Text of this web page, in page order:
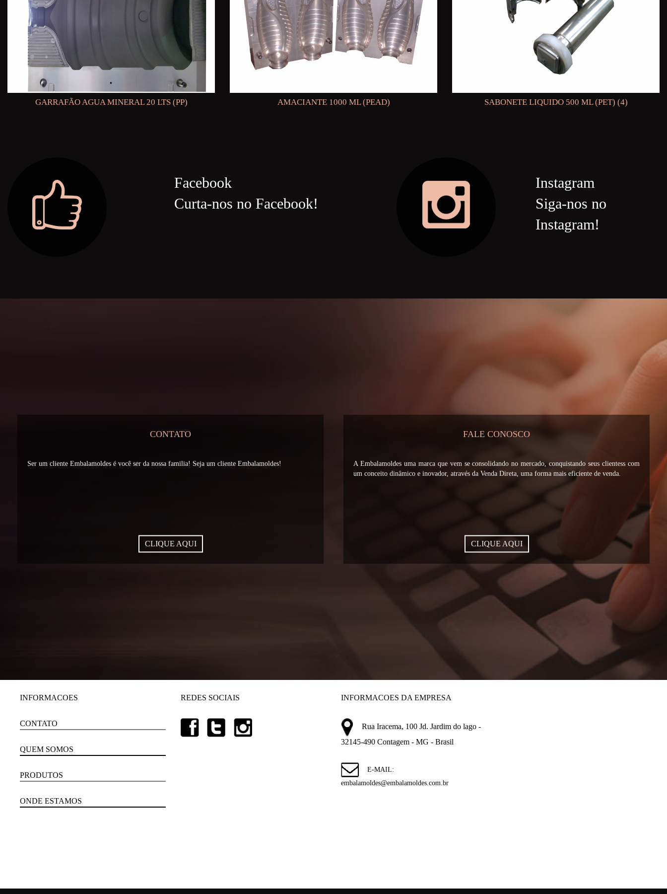
GARRAFÃO AGUA MINERAL 20 LTS (PP) AMACIANTE 1000 ML (PEAD) SABONETE LIQUIDO 500 ML (PET) (4)
Facebook
Curta-nos no Facebook!
Instagram
Siga-nos no
Instagram!
CONTATO
Ser um cliente Embalamoldes é você ser da nossa familia! Seja um cliente Embalamoldes!
CLIQUE AQUI
FALE CONOSCO
A Embalamoldes uma marca que vem se consolidando no mercado, conquistando seus clientess com
um conceito dinâmico e inovador, através da Venda Direta, uma forma mais eficiente de venda.
CLIQUE AQUI
INFORMACOES
CONTATO
QUEM SOMOS
PRODUTOS
ONDE ESTAMOS
REDES SOCIAIS INFORMACOES DA EMPRESA
Rua Iracema, 100 Jd. Jardim do lago -
32145-490 Contagem - MG - Brasil
E-MAIL:
embalamoldes@embalamoldes.com.br